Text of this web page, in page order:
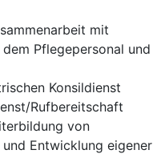
mit
Pflegepersonal und
Konsildienst
Rufbereitschaft
von
Entwicklung eigener